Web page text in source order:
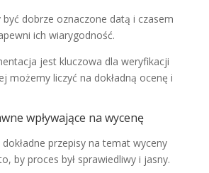
być dobrze oznaczone datą i czasem
ich wiarygodność.
jest kluczowa dla weryfikacji
możemy liczyć na dokładną ocenę i
wpływające na wycenę
przepisy na temat wyceny
by proces był sprawiedliwy i jasny.